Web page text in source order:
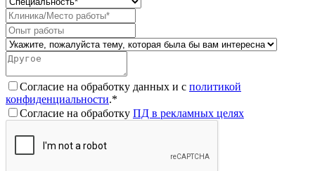
Согласие на обработку данных и с политикой
конфиденциальности.*
Согласие на обработку ПД в рекламных целях